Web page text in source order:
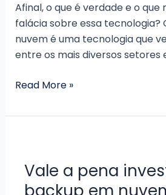
Afinal, o que é verdade e o que
falácia sobre essa tecnologia?
nuvem é uma tecnologia que
entre os mais diversos setores
Mitos
verdades
em
nuvem
Read More »
Vale a pena